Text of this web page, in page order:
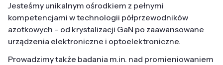
Jesteśmy unikalnym ośrodkiem z pełnymi
kompetencjami w technologii półprzewodników
azotkowych – od krystalizacji GaN po zaawansowane
urządzenia elektroniczne i optoelektroniczne.
Prowadzimy także badania m.in. nad promieniowaniem